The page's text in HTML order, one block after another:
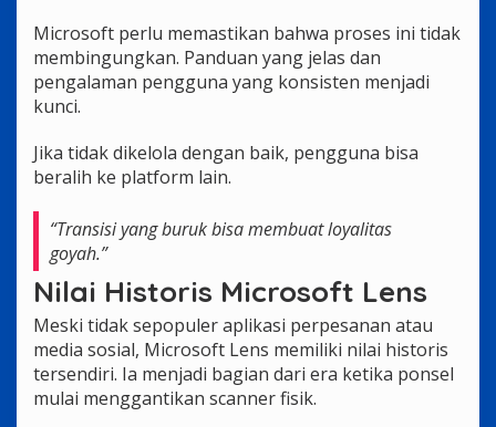
Microsoft perlu memastikan bahwa proses ini tidak
membingungkan. Panduan yang jelas dan
pengalaman pengguna yang konsisten menjadi
kunci.
Jika tidak dikelola dengan baik, pengguna bisa
beralih ke platform lain.
“Transisi yang buruk bisa membuat loyalitas
goyah.”
Nilai Historis Microsoft Lens
Meski tidak sepopuler aplikasi perpesanan atau
media sosial, Microsoft Lens memiliki nilai historis
tersendiri. Ia menjadi bagian dari era ketika ponsel
mulai menggantikan scanner fisik.